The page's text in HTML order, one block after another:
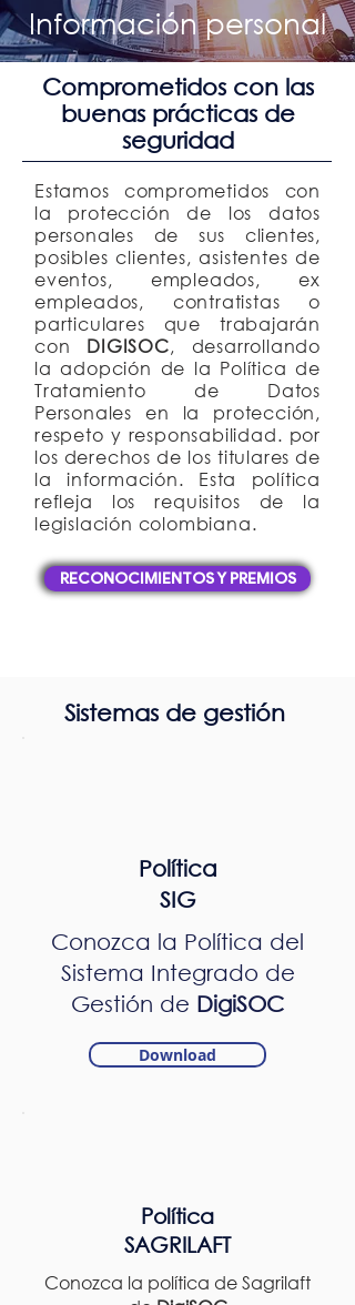
Información personal
Comprometidos con las
buenas prácticas de
seguridad
Estamos comprometidos con
la protección de los datos
personales de sus clientes,
posibles clientes, asistentes de
eventos, empleados, ex
empleados, contratistas o
particulares que trabajarán
con DIGISOC, desarrollando
la adopción de la Política de
Tratamiento de Datos
Personales en la protección,
respeto y responsabilidad. por
los derechos de los titulares de
la información. Esta política
refleja los requisitos de la
legislación colombiana.
RECONOCIMIENTOS Y PREMIOS
Sistemas de gestión
Política
SIG
Conozca la Política del
Sistema Integrado de
Gestión de DigiSOC
Download
Política
SAGRILAFT
Conozca la política de Sagrilaft